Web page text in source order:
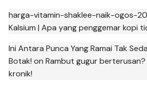
harga-vitamin-shaklee-naik-ogos-
Kalsium | Apa yang penggemar kopi
Ini Antara Punca Yang Ramai Tak
Botak! onRambut gugur berterusan?
kronik!